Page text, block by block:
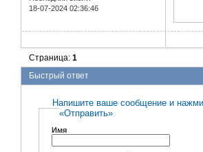
18-07-2024 02:36:46
Страница:1
Быстрый ответ
Напишите ваше сообщение и
«Отправить»
Имя